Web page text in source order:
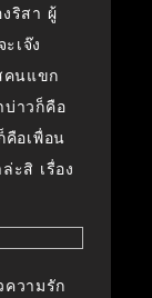
ริสา ผู้
เจ๊ง
คนแขก
บ่าวก็คือ
คือเพื่อน
ะสิ เรื่อง
ความรัก